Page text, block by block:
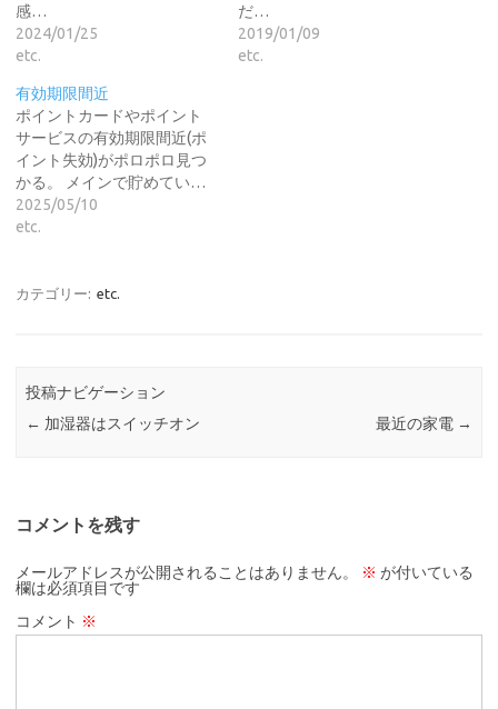
感…
2024/01/25
etc.
だ…
2019/01/09
etc.
有効期限間近
ポイントカードやポイント
サービスの有効期限間近(ポ
イント失効)がポロポロ見つ
かる。 メインで貯めてい…
2025/05/10
etc.
カテゴリー: etc.
投稿ナビゲーション
← 加湿器はスイッチオン 最近の家電 →
コメントを残す
メールアドレスが公開されることはありません。 ※ が付いている
欄は必須項目です
コメント ※